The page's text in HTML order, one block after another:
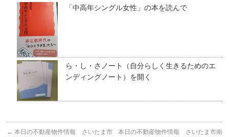
「中高年シングル女性」の本を読んで
ら・し・さノート（自分らしく生きるためのエ
ンディングノート）を開く
← 本日の不動産物件情報 さいたま市
本日の不動産物件情報 さいたま市南